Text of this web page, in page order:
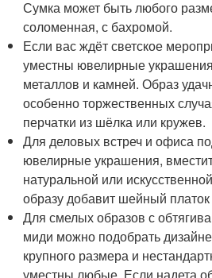
Сумка может быть любого
соломенная, с бахромой.
Если вас ждёт светское
уместны ювелирные
металлов и камней. Образ
особенно торжественных
перчатки из шёлка или кружев.
Для деловых встреч и офиса
ювелирные украшения,
натуральной или
образу добавит шейный
Для смелых образов с
миди можно подобрать
крупного размера и